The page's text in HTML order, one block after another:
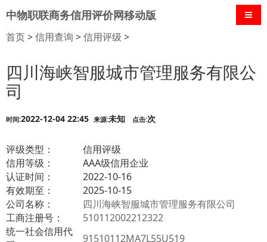
中物职联商务信用评价网移动版 导航
首页>信用查询 >信用评级 >
四川海峡智服城市管理服务有限公
司
时间:2022-12-04 22:45 来源:未知 点击:次
评级类型：
信用评级
信用等级：
AAA级信用企业
认证时间：
2022-10-16
有效期至：
2025-10-15
公司名称：
四川海峡智服城市管理服务有限公司
工商注册号：
510112002212322
统一社会信用代
91510112MA7L55U519